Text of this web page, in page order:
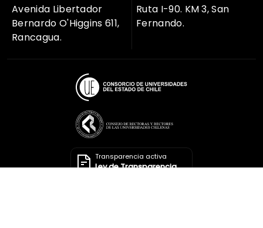
Avenida Libertador
Bernardo O'Higgins 611,
Rancagua.
Ruta I-90. KM 3, San
Fernando.
Transparencia activa
Ley de Transparencia